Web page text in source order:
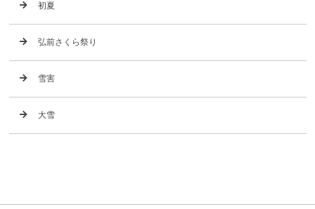
初夏
弘前さくら祭り
雪害
大雪